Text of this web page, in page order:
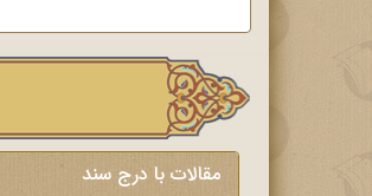
مقالات با درج سند